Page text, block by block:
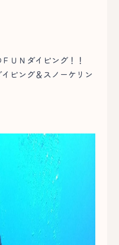
ＵＮダイビング！！
ビング＆スノーケリン